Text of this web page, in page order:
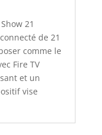
21
de 21
comme le
Fire TV
et un
vise